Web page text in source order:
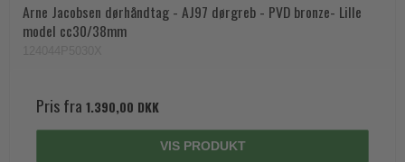
Arne Jacobsen dørhåndtag - AJ97 dørgreb - PVD bronze- Lille
model cc30/38mm
Pris fra 1.390,00 DKK
VIS PRODUKT